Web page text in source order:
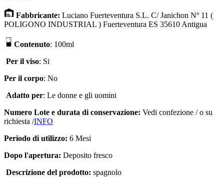
Fabbricante: Luciano Fuerteventura S.L. C/ Janichon Nº 11 (
POLIGONO INDUSTRIAL ) Fuerteventura ES 35610 Antigua
Contenuto: 100ml
Per il viso: Si
Per il corpo: No
Adatto per: Le donne e gli uomini
Numero Lote e durata di conservazione: Vedi confezione /o su
richiesta /INFO
Periodo di utilizzo: 6 Mesi
Dopo l'apertura: Deposito fresco
Descrizione del prodotto: spagnolo